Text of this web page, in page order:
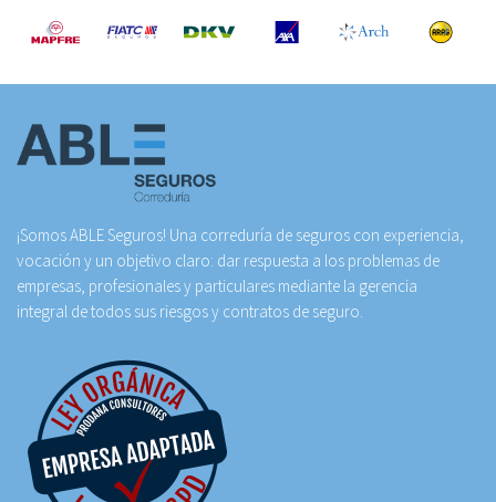
¡Somos ABLE Seguros! Una correduría de seguros con experiencia,
vocación y un objetivo claro: dar respuesta a los problemas de
empresas, profesionales y particulares mediante la gerencia
integral de todos sus riesgos y contratos de seguro.